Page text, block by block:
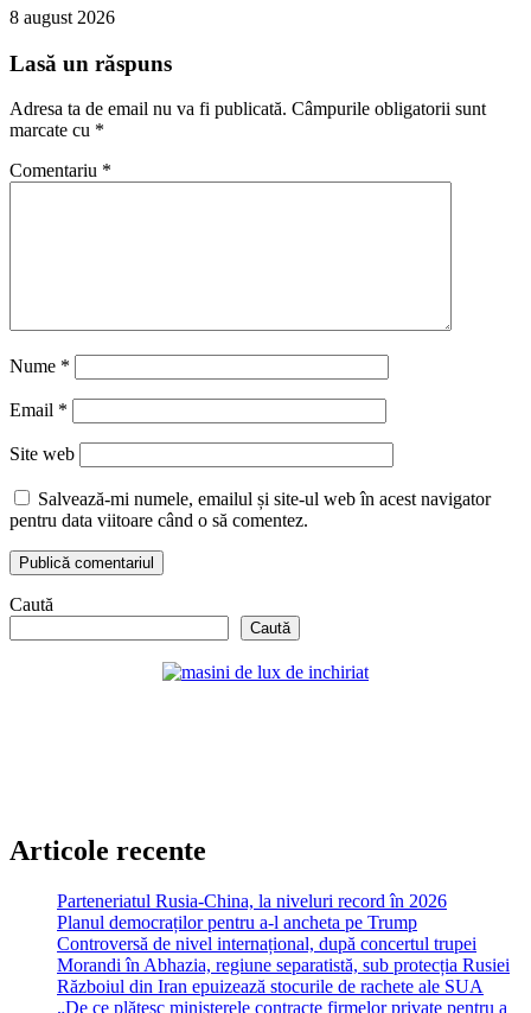
8 august 2026
Lasă un răspuns
Adresa ta de email nu va fi publicată. Câmpurile obligatorii sunt
marcate cu *
Comentariu *
Nume *
Email *
Site web
Salvează-mi numele, emailul și site-ul web în acest navigator
pentru data viitoare când o să comentez.
Caută
Caută
Articole recente
Parteneriatul Rusia-China, la niveluri record în 2026
Planul democraților pentru a-l ancheta pe Trump
Controversă de nivel internațional, după concertul trupei
Morandi în Abhazia, regiune separatistă, sub protecția Rusiei
Războiul din Iran epuizează stocurile de rachete ale SUA
„De ce plătesc ministerele contracte firmelor private pentru a